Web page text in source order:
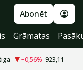
Abonēt
Grāmatas
−0,56% 923,11